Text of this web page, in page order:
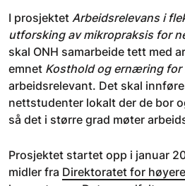
I prosjektet Arbeidsrelevans i
utforsking av mikropraksis for
skal ONH samarbeide tett med
emnet Kosthold og ernæring for
arbeidsrelevant. Det skal
nettstudenter lokalt der de bor
så det i større grad møter
Prosjektet startet opp i januar
midler fra Direktoratet for